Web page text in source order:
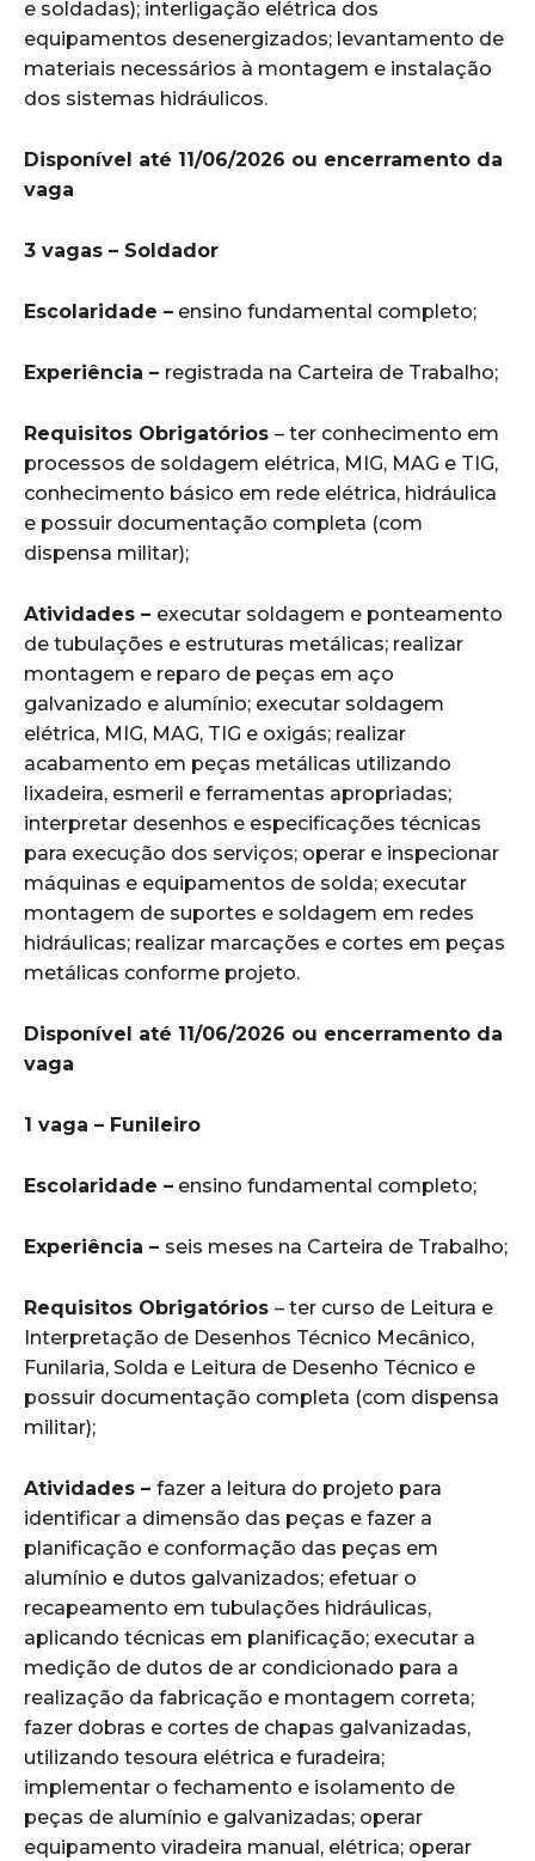
e soldadas); interligação elétrica dos
equipamentos desenergizados; levantamento de
materiais necessários à montagem e instalação
dos sistemas hidráulicos.
Disponível até 11/06/2026 ou encerramento da
vaga
3 vagas – Soldador
Escolaridade – ensino fundamental completo;
Experiência – registrada na Carteira de Trabalho;
Requisitos Obrigatórios – ter conhecimento em
processos de soldagem elétrica, MIG, MAG e TIG,
conhecimento básico em rede elétrica, hidráulica
e possuir documentação completa (com
dispensa militar);
Atividades – executar soldagem e ponteamento
de tubulações e estruturas metálicas; realizar
montagem e reparo de peças em aço
galvanizado e alumínio; executar soldagem
elétrica, MIG, MAG, TIG e oxigás; realizar
acabamento em peças metálicas utilizando
lixadeira, esmeril e ferramentas apropriadas;
interpretar desenhos e especificações técnicas
para execução dos serviços; operar e inspecionar
máquinas e equipamentos de solda; executar
montagem de suportes e soldagem em redes
hidráulicas; realizar marcações e cortes em peças
metálicas conforme projeto.
Disponível até 11/06/2026 ou encerramento da
vaga
1 vaga – Funileiro
Escolaridade – ensino fundamental completo;
Experiência – seis meses na Carteira de Trabalho;
Requisitos Obrigatórios – ter curso de Leitura e
Interpretação de Desenhos Técnico Mecânico,
Funilaria, Solda e Leitura de Desenho Técnico e
possuir documentação completa (com dispensa
militar);
Atividades – fazer a leitura do projeto para
identificar a dimensão das peças e fazer a
planificação e conformação das peças em
alumínio e dutos galvanizados; efetuar o
recapeamento em tubulações hidráulicas,
aplicando técnicas em planificação; executar a
medição de dutos de ar condicionado para a
realização da fabricação e montagem correta;
fazer dobras e cortes de chapas galvanizadas,
utilizando tesoura elétrica e furadeira;
implementar o fechamento e isolamento de
peças de alumínio e galvanizadas; operar
equipamento viradeira manual, elétrica; operar